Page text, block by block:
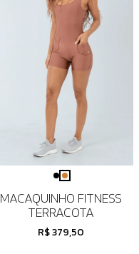
MACAQUINHO FITNESS
TERRACOTA
R$ 379,50